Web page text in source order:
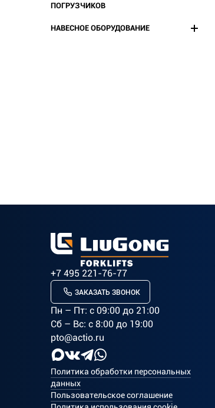
ПОГРУЗЧИКОВ
НАВЕСНОЕ ОБОРУДОВАНИЕ
+7 495 221-76-77
ЗАКАЗАТЬ ЗВОНОК
Пн – Пт: c 09:00 до 21:00
Сб – Вс: с 8:00 до 19:00
pto@actio.ru
Политика обработки персональных
данных
Пользовательское соглашение